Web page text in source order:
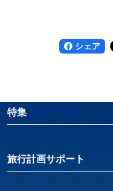
シェア
特集
旅行計画サポート